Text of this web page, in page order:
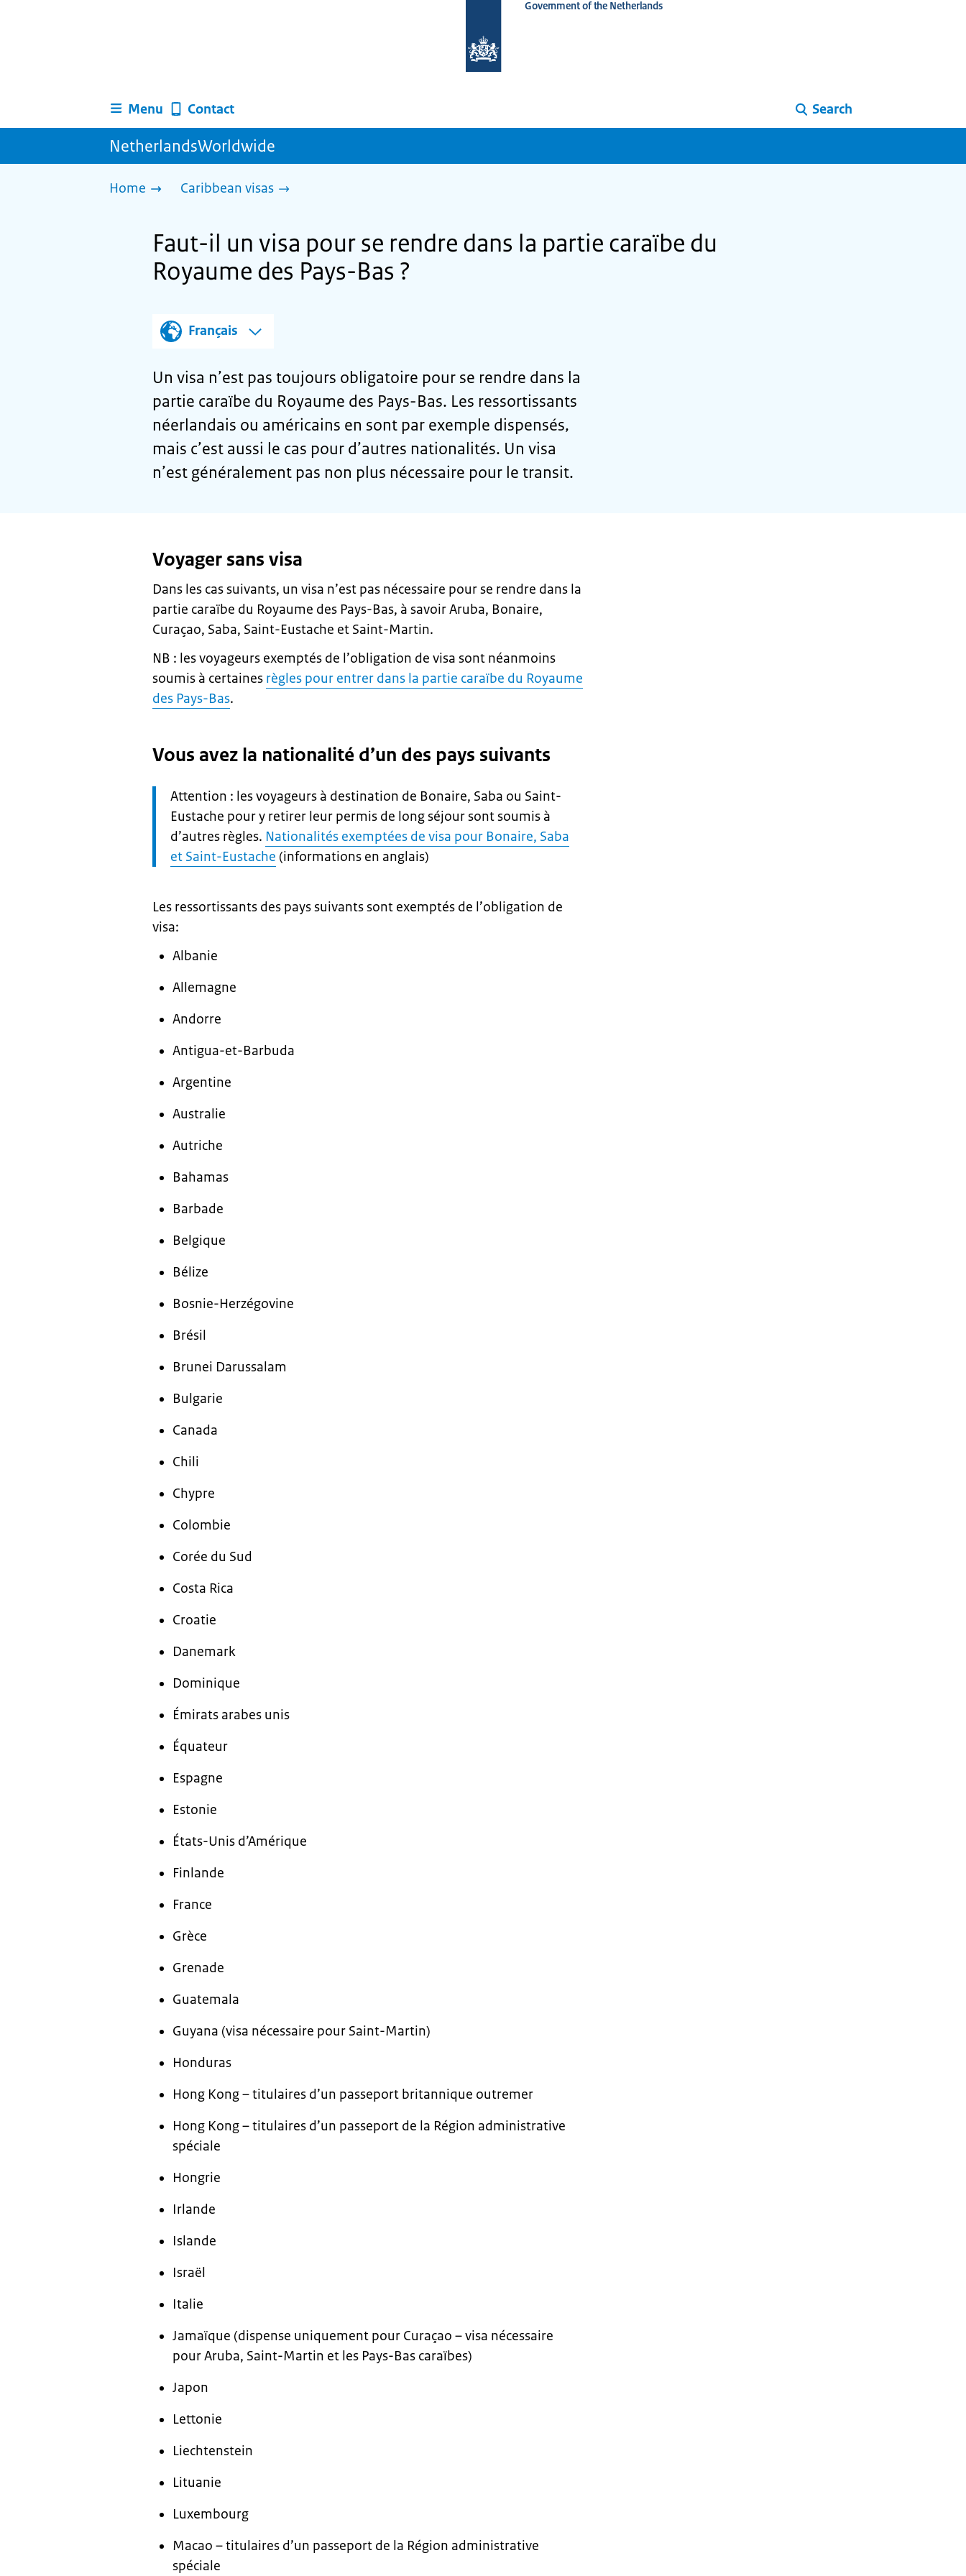
homepage
Government of the Netherlands
Menu Contact Search
NetherlandsWorldwide
Home Caribbean visas
Faut-il un visa pour se rendre dans la partie caraïbe du
Royaume des Pays-Bas ?
Français
Un visa n’est pas toujours obligatoire pour se rendre dans la
partie caraïbe du Royaume des Pays-Bas. Les ressortissants
néerlandais ou américains en sont par exemple dispensés,
mais c’est aussi le cas pour d’autres nationalités. Un visa
n’est généralement pas non plus nécessaire pour le transit.
Voyager sans visa
Dans les cas suivants, un visa n’est pas nécessaire pour se rendre dans la
partie caraïbe du Royaume des Pays-Bas, à savoir Aruba, Bonaire,
Curaçao, Saba, Saint-Eustache et Saint-Martin.
NB : les voyageurs exemptés de l’obligation de visa sont néanmoins
soumis à certaines règles pour entrer dans la partie caraïbe du Royaume
des Pays-Bas.
Vous avez la nationalité d’un des pays suivants
Let
op:
Attention : les voyageurs à destination de Bonaire, Saba ou Saint-
Eustache pour y retirer leur permis de long séjour sont soumis à
d’autres règles. Nationalités exemptées de visa pour Bonaire, Saba
et Saint-Eustache (informations en anglais)
Les ressortissants des pays suivants sont exemptés de l’obligation de
visa:
Albanie
Allemagne
Andorre
Antigua-et-Barbuda
Argentine
Australie
Autriche
Bahamas
Barbade
Belgique
Bélize
Bosnie-Herzégovine
Brésil
Brunei Darussalam
Bulgarie
Canada
Chili
Chypre
Colombie
Corée du Sud
Costa Rica
Croatie
Danemark
Dominique
Émirats arabes unis
Équateur
Espagne
Estonie
États-Unis d’Amérique
Finlande
France
Grèce
Grenade
Guatemala
Guyana (visa nécessaire pour Saint-Martin)
Honduras
Hong Kong – titulaires d’un passeport britannique outremer
Hong Kong – titulaires d’un passeport de la Région administrative
spéciale
Hongrie
Irlande
Islande
Israël
Italie
Jamaïque (dispense uniquement pour Curaçao – visa nécessaire
pour Aruba, Saint-Martin et les Pays-Bas caraïbes)
Japon
Lettonie
Liechtenstein
Lituanie
Luxembourg
Macao – titulaires d’un passeport de la Région administrative
spéciale